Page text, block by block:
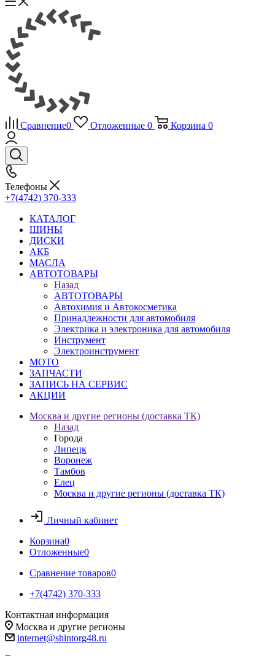
Сравнение0 Отложенные 0 Корзина 0
Телефоны
+7(4742) 370-333
КАТАЛОГ
ШИНЫ
ДИСКИ
АКБ
МАСЛА
АВТОТОВАРЫ
Назад
АВТОТОВАРЫ
Автохимия и Автокосметика
Принадлежности для автомобиля
Электрика и электроника для автомобиля
Инструмент
Электроинструмент
МОТО
ЗАПЧАСТИ
ЗАПИСЬ НА СЕРВИС
АКЦИИ
Москва и другие регионы (доставка ТК)
Назад
Города
Липецк
Воронеж
Тамбов
Елец
Москва и другие регионы (доставка ТК)
Личный кабинет
Корзина0
Отложенные0
Сравнение товаров0
+7(4742) 370-333
Контактная информация
Москва и другие регионы
internet@shintorg48.ru